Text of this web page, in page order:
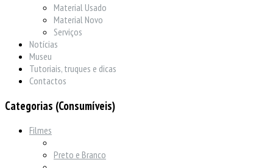
Material Usado
Material Novo
Serviços
Notícias
Museu
Tutoriais, truques e dicas
Contactos
Categorias (Consumíveis)
Filmes
Preto e Branco